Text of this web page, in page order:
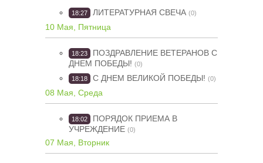
18:27 ЛИТЕРАТУРНАЯ СВЕЧА (0)
10 Мая, Пятница
18:23
ПОЗДРАВЛЕНИЕ ВЕТЕРАНОВ С
ДНЕМ ПОБЕДЫ! (0)
18:18 С ДНЕМ ВЕЛИКОЙ ПОБЕДЫ! (0)
08 Мая, Среда
18:02
ПОРЯДОК ПРИЕМА В
УЧРЕЖДЕНИЕ (0)
07 Мая, Вторник